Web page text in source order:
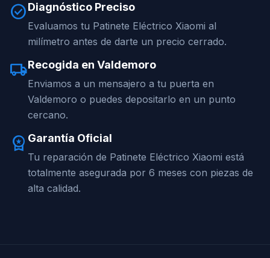
check_circleDiagnóstico Preciso
Evaluamos tu Patinete Eléctrico Xiaomi al
milímetro antes de darte un precio cerrado.
local_shippingRecogida en Valdemoro
Enviamos a un mensajero a tu puerta en
Valdemoro o puedes depositarlo en un punto
cercano.
workspace_premium Garantía Oficial
Tu reparación de Patinete Eléctrico Xiaomi está
totalmente asegurada por 6 meses con piezas de
alta calidad.